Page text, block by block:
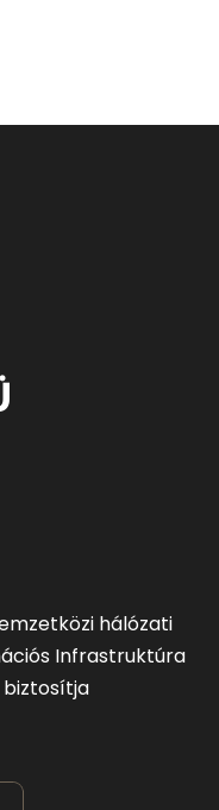
hálózati
Infrastruktúra
biztosítja